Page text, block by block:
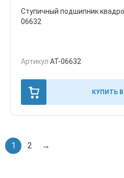
Ступичный подшипник
06632
Артикул AT-06632
КУПИТЬ
1 2 →